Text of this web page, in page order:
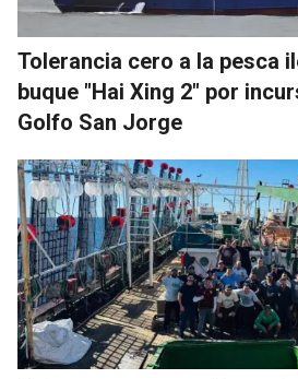
Tolerancia cero a la pesca
buque "Hai Xing 2" por
Golfo San Jorge